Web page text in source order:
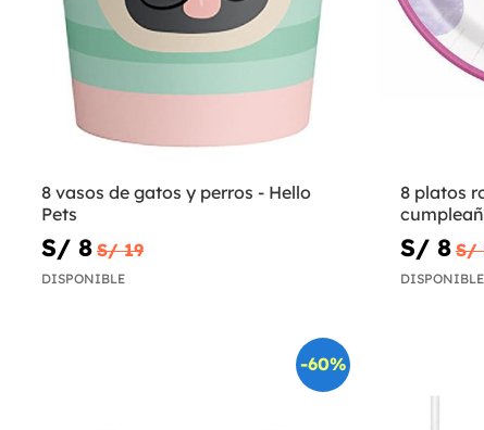
8 vasos de gatos y perros - Hello
Pets
S/ 8 S/ 19
DISPONIBLE
8 platos
Birthday
S/ 8 S/
DISPONIBLE
-60%